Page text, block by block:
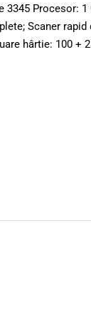
Procesor: 1
Scaner rapid
hârtie: 100 +